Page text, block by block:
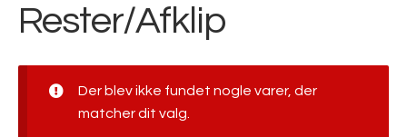
Rester/Afklip
Der blev ikke fundet nogle varer, der
matcher dit valg.